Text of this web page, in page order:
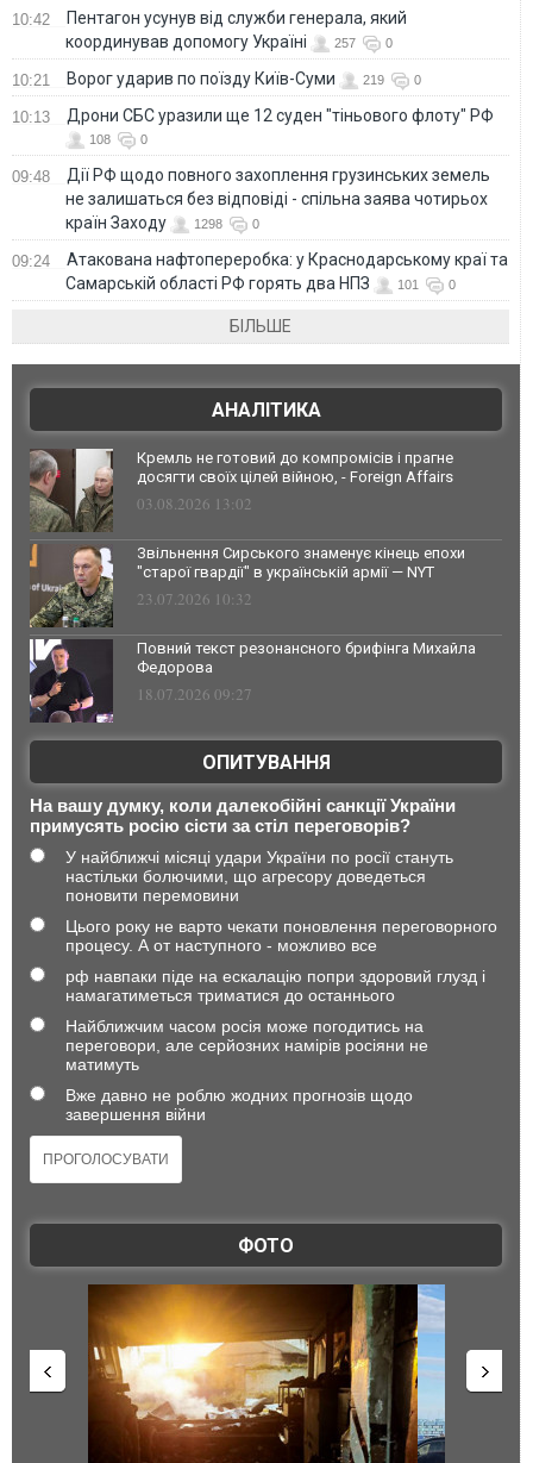
10:42
Пентагон усунув від служби генерала, який
координував допомогу Україні
257 0
10:21 Ворог ударив по поїзду Київ-Суми 219 0
10:13 Дрони СБС уразили ще 12 суден "тіньового флоту" РФ
108 0
09:48
Дії РФ щодо повного захоплення грузинських земель
не залишаться без відповіді - спільна заява чотирьох
країн Заходу
1298 0
09:24
Атакована нафтопереробка: у Краснодарському краї та
Самарській області РФ горять два НПЗ
101 0
БІЛЬШЕ
АНАЛІТИКА
Кремль не готовий до компромісів і прагне
досягти своїх цілей війною, - Foreign Affairs
03.08.2026 13:02
Звільнення Сирського знаменує кінець епохи
"старої гвардії" в українській армії — NYT
23.07.2026 10:32
Повний текст резонансного брифінга Михайла
Федорова
18.07.2026 09:27
ОПИТУВАННЯ
На вашу думку, коли далекобійні санкції України
примусять росію сісти за стіл переговорів?
У найближчі місяці удари України по росії стануть
настільки болючими, що агресору доведеться
поновити перемовини
Цього року не варто чекати поновлення переговорного
процесу. А от наступного - можливо все
рф навпаки піде на ескалацію попри здоровий глузд і
намагатиметься триматися до останнього
Найближчим часом росія може погодитись на
переговори, але серйозних намірів росіяни не
матимуть
Вже давно не роблю жодних прогнозів щодо
завершення війни
ФОТО